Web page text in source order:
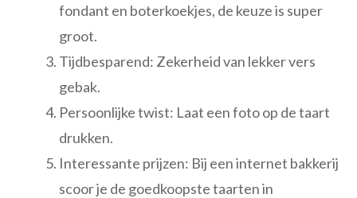
fondant en boterkoekjes, de keuze is super
groot.
Tijdbesparend: Zekerheid van lekker vers
gebak.
Persoonlijke twist: Laat een foto op de taart
drukken.
Interessante prijzen: Bij een internet bakkerij
scoor je de goedkoopste taarten in